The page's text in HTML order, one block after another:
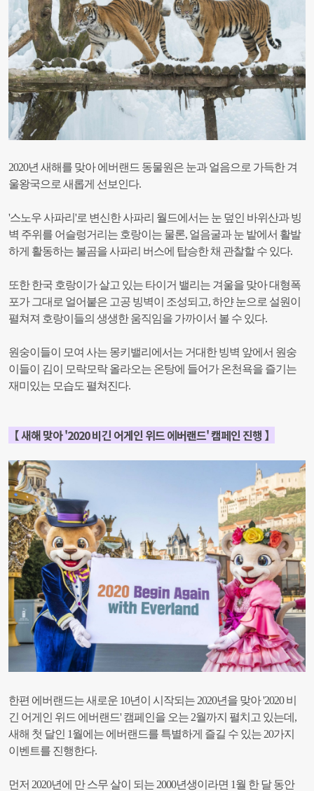
2020년 새해를 맞아 에버랜드 동물원은 눈과 얼음으로 가득한 겨
울왕국으로 새롭게 선보인다.
'스노우 사파리'로 변신한 사파리 월드에서는 눈 덮인 바위산과 빙
벽 주위를 어슬렁거리는 호랑이는 물론, 얼음굴과 눈 밭에서 활발
하게 활동하는 불곰을 사파리 버스에 탑승한 채 관찰할 수 있다.
또한 한국 호랑이가 살고 있는 타이거 밸리는 겨울을 맞아 대형폭
포가 그대로 얼어붙은 고공 빙벽이 조성되고, 하얀 눈으로 설원이
펼쳐져 호랑이들의 생생한 움직임을 가까이서 볼 수 있다.
원숭이들이 모여 사는 몽키밸리에서는 거대한 빙벽 앞에서 원숭
이들이 김이 모락모락 올라오는 온탕에 들어가 온천욕을 즐기는
재미있는 모습도 펼쳐진다.
【 새해 맞아 '2020 비긴 어게인 위드 에버랜드' 캠페인 진행 】
한편 에버랜드는 새로운 10년이 시작되는 2020년을 맞아 '2020 비
긴 어게인 위드 에버랜드' 캠페인을 오는 2월까지 펼치고 있는데,
새해 첫 달인 1월에는 에버랜드를 특별하게 즐길 수 있는 20가지
이벤트를 진행한다.
먼저 2020년에 만 스무 살이 되는 2000년생이라면 1월 한 달 동안